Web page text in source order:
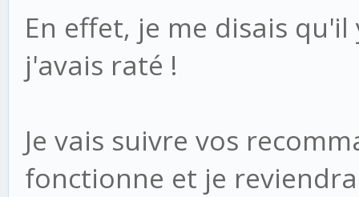
En effet, je me disais
j'avais raté !
Je vais suivre vos
fonctionne et je